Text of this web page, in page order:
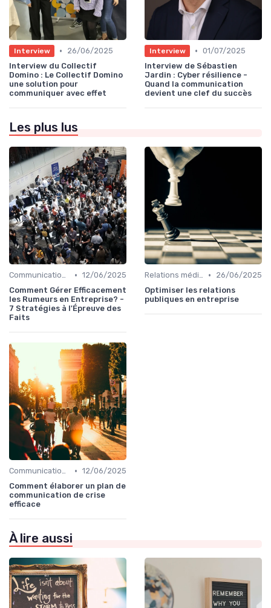
Interview •
26/06/2025
Interview du Collectif
Domino : Le Collectif Domino
une solution pour
communiquer avec effet
Interview • 01/07/2025
Interview de Sébastien
Jardin : Cyber résilience -
Quand la communication
devient une clef du succès
Les plus lus
Communication de crise • 12/06/2025
Comment Gérer Efficacement
les Rumeurs en Entreprise? -
7 Stratégies à l'Épreuve des
Faits
Relations médias & presse •
26/06/2025
Optimiser les relations
publiques en entreprise
Communication de crise • 12/06/2025
Comment élaborer un plan de
communication de crise
efficace
À lire aussi